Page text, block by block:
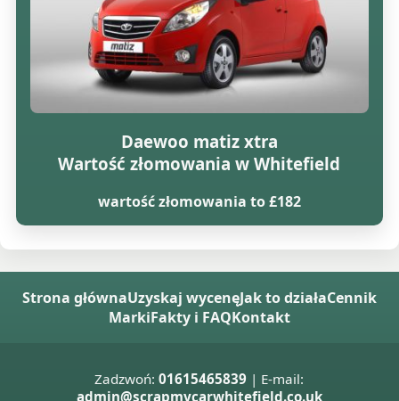
Daewoo matiz xtra
Wartość złomowania w Whitefield
wartość złomowania to £182
Strona głównaUzyskaj wycenęJak to działaCennik
MarkiFakty i FAQKontakt
Zadzwoń:01615465839 | E-mail:
admin@scrapmycarwhitefield.co.uk